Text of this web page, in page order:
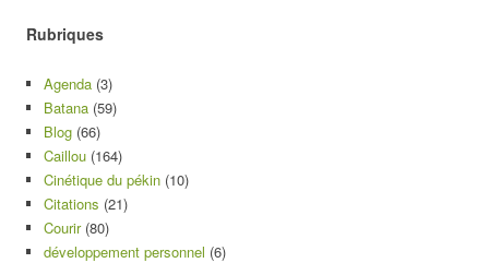
Rubriques
Agenda (3)
Batana (59)
Blog (66)
Caillou (164)
Cinétique du pékin (10)
Citations (21)
Courir(80)
développement personnel (6)